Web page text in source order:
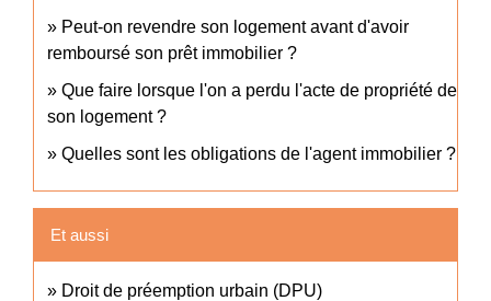
Peut-on revendre son logement avant d'avoir
remboursé son prêt immobilier ?
Que faire lorsque l'on a perdu l'acte de propriété de
son logement ?
Quelles sont les obligations de l'agent immobilier ?
Et aussi
Droit de préemption urbain (DPU)